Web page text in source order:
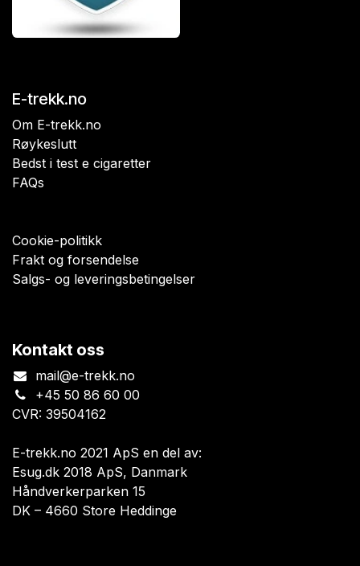
E-trekk.no
Om E-trekk.no
Røykeslutt
Bedst i test e cigaretter
FAQs
Cookie-politikk
Frakt og forsendelse
Salgs- og leveringsbetingelser
Kontakt oss
mail@e-trekk.no
+45 50 86 60 00
CVR: 39504162
E-trekk.no 2021 ApS en del av:
Esug.dk 2018 ApS, Danmark
Håndverkerparken 15
DK – 4660 Store Heddinge